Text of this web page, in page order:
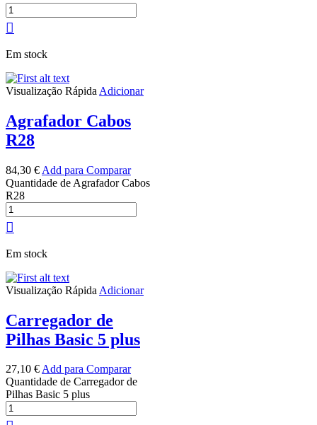
Em stock
Visualização Rápida Adicionar
Agrafador Cabos
R28
84,30 € Add para Comparar
Quantidade de Agrafador Cabos
R28
Em stock
Visualização Rápida Adicionar
Carregador de
Pilhas Basic 5 plus
27,10 €Add para Comparar
Quantidade de Carregador de
Pilhas Basic 5 plus